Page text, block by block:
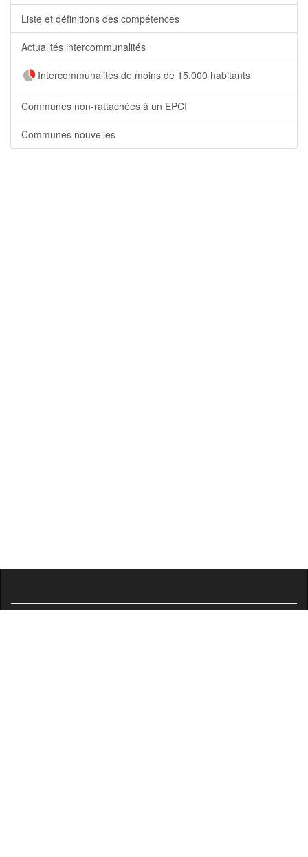
Liste et définitions des compétences
Actualités intercommunalités
Intercommunalités de moins de 15.000 habitants
Communes non-rattachées à un EPCI
Communes nouvelles